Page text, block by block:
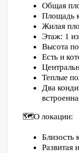
Общая
Площадь
Жилая
Этаж: 1
Высота
Есть и
Теплые
Два
🗺️О локации:
Близость
Развитая